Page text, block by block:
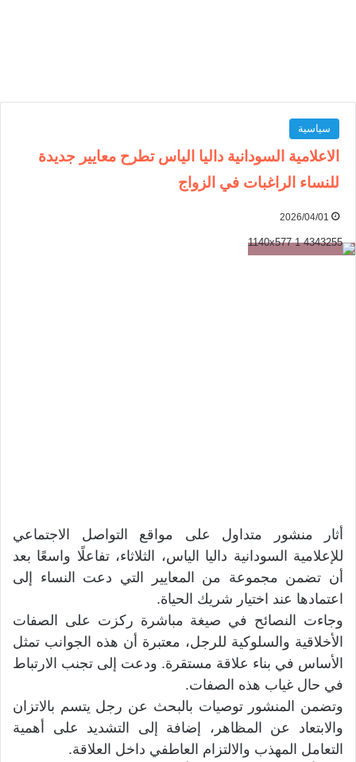
سياسية
الاعلامية السودانية داليا الياس تطرح معايير جديدة
للنساء الراغبات في الزواج
2026/04/01
أثار منشور متداول على مواقع التواصل الاجتماعي
للإعلامية السودانية داليا الياس، الثلاثاء، تفاعلًا واسعًا بعد
أن تضمن مجموعة من المعايير التي دعت النساء إلى
اعتمادها عند اختيار شريك الحياة.
وجاءت النصائح في صيغة مباشرة ركزت على الصفات
الأخلاقية والسلوكية للرجل، معتبرة أن هذه الجوانب تمثل
الأساس في بناء علاقة مستقرة. ودعت إلى تجنب الارتباط
في حال غياب هذه الصفات.
وتضمن المنشور توصيات بالبحث عن رجل يتسم بالاتزان
والابتعاد عن المظاهر، إضافة إلى التشديد على أهمية
التعامل المهذب والالتزام العاطفي داخل العلاقة.